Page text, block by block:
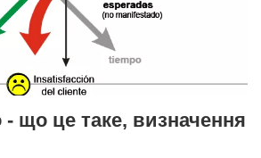
що це таке, визначення